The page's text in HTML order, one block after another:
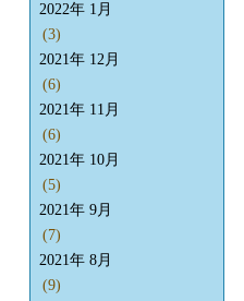
2022年 1月
(3)
2021年 12月
(6)
2021年 11月
(6)
2021年 10月
(5)
2021年 9月
(7)
2021年 8月
(9)